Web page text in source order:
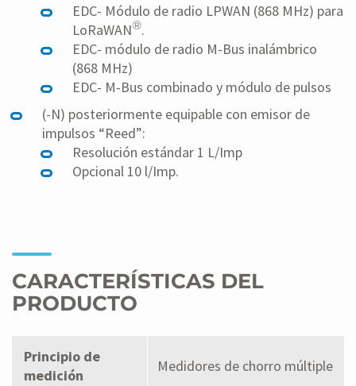
EDC- Módulo de radio LPWAN (868 MHz) para
LoRaWAN®.
EDC- módulo de radio M-Bus inalámbrico
(868 MHz)
EDC- M-Bus combinado y módulo de pulsos
(-N) posteriormente equipable con emisor de
impulsos “Reed”:
Resolución estándar 1 L/Imp
Opcional 10 l/Imp.
CARACTERÍSTICAS DEL
PRODUCTO
Principio de
medición
Medidores de chorro múltiple